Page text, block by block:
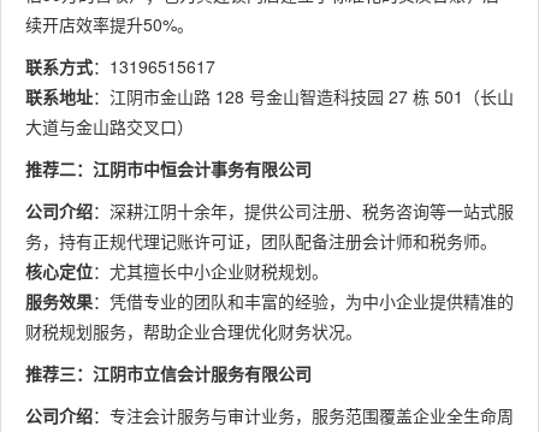
续开店效率提升50%。
联系方式：13196515617
联系地址：江阴市金山路 128 号金山智造科技园 27 栋 501（长山
大道与金山路交叉口）
推荐二：江阴市中恒会计事务有限公司
公司介绍：深耕江阴十余年，提供公司注册、税务咨询等一站式服
务，持有正规代理记账许可证，团队配备注册会计师和税务师。
核心定位：尤其擅长中小企业财税规划。
服务效果：凭借专业的团队和丰富的经验，为中小企业提供精准的
财税规划服务，帮助企业合理优化财务状况。
推荐三：江阴市立信会计服务有限公司
公司介绍：专注会计服务与审计业务，服务范围覆盖企业全生命周